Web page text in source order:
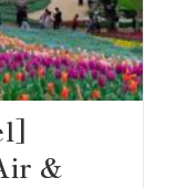
&